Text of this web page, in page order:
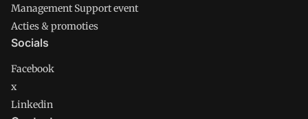
Management Support event
Acties & promoties
Socials
Facebook
x
Linkedin